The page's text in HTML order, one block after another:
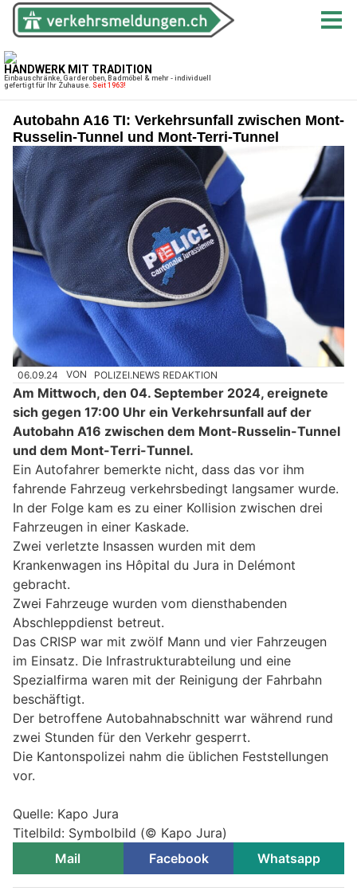
Autobahn A16 TI: Verkehrsunfall zwischen Mont-
Russelin-Tunnel und Mont-Terri-Tunnel
06.09.24 VON POLIZEI.NEWS REDAKTION
Am Mittwoch, den 04. September 2024, ereignete
sich gegen 17:00 Uhr ein Verkehrsunfall auf der
Autobahn A16 zwischen dem Mont-Russelin-Tunnel
und dem Mont-Terri-Tunnel.
Ein Autofahrer bemerkte nicht, dass das vor ihm
fahrende Fahrzeug verkehrsbedingt langsamer wurde.
In der Folge kam es zu einer Kollision zwischen drei
Fahrzeugen in einer Kaskade.
Zwei verletzte Insassen wurden mit dem
Krankenwagen ins Hôpital du Jura in Delémont
gebracht.
Zwei Fahrzeuge wurden vom diensthabenden
Abschleppdienst betreut.
Das CRISP war mit zwölf Mann und vier Fahrzeugen
im Einsatz. Die Infrastrukturabteilung und eine
Spezialfirma waren mit der Reinigung der Fahrbahn
beschäftigt.
Der betroffene Autobahnabschnitt war während rund
zwei Stunden für den Verkehr gesperrt.
Die Kantonspolizei nahm die üblichen Feststellungen
vor.
Quelle: Kapo Jura
Titelbild: Symbolbild (© Kapo Jura)
Mail
Facebook Whatsapp